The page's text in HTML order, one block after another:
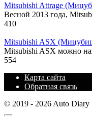
Mitsubishi Attrage
Весной 2013 года,
410
Mitsubishi ASX
Mitsubishi ASX можно
554
Карта сайта
Обратная связь
© 2019 - 2026 Auto Diary